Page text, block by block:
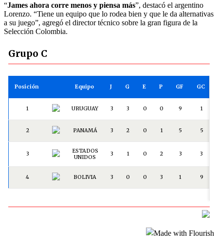
“James ahora corre menos y piensa más”, destacó el argentino
Lorenzo. “Tiene un equipo que lo rodea bien y que le da alternativas
a su juego”, agregó el director técnico sobre la gran figura de la
Selección Colombia.